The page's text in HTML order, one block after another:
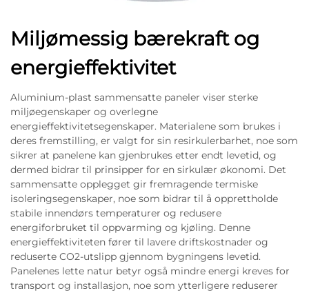
Miljømessig bærekraft og
energieffektivitet
Aluminium-plast sammensatte paneler viser sterke
miljøegenskaper og overlegne
energieffektivitetsegenskaper. Materialene som brukes i
deres fremstilling, er valgt for sin resirkulerbarhet, noe som
sikrer at panelene kan gjenbrukes etter endt levetid, og
dermed bidrar til prinsipper for en sirkulær økonomi. Det
sammensatte opplegget gir fremragende termiske
isoleringsegenskaper, noe som bidrar til å opprettholde
stabile innendørs temperaturer og redusere
energiforbruket til oppvarming og kjøling. Denne
energieffektiviteten fører til lavere driftskostnader og
reduserte CO2-utslipp gjennom bygningens levetid.
Panelenes lette natur betyr også mindre energi kreves for
transport og installasjon, noe som ytterligere reduserer